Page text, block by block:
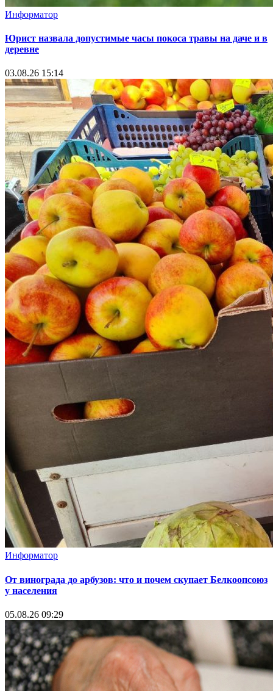
Информатор
Юрист назвала допустимые часы покоса травы на даче и в
деревне
03.08.26 15:14
Информатор
От винограда до арбузов: что и почем скупает Белкоопсоюз
у населения
05.08.26 09:29